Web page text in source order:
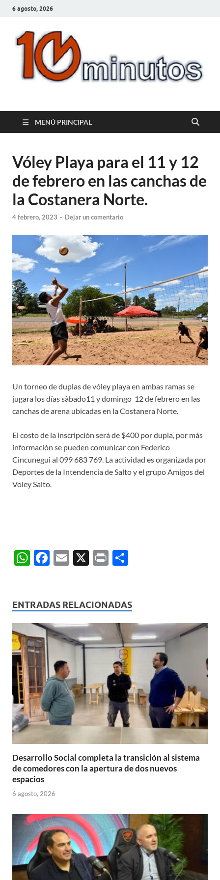
6 agosto, 2026
10minutos.com.uy
MENÚ PRINCIPAL
Vóley Playa para el 11 y 12
de febrero en las canchas de
la Costanera Norte.
4 febrero, 2023 - Dejar un comentario
Un torneo de duplas de vóley playa en ambas ramas se
jugara los días sàbado11 y domingo 12 de febrero en las
canchas de arena ubicadas en la Costanera Norte.
El costo de la inscripción será de $400 por dupla, por más
información se pueden comunicar con Federico
Cincunegui al 099 683 769. La actividad es organizada por
Deportes de la Intendencia de Salto y el grupo Amigos del
Voley Salto.
W
s
A
p
p
F
b
o
o
E
X
P
p
ar
ti
r
ENTRADAS RELACIONADAS
Desarrollo Social completa la transición al sistema
de comedores con la apertura de dos nuevos
espacios
6 agosto, 2026